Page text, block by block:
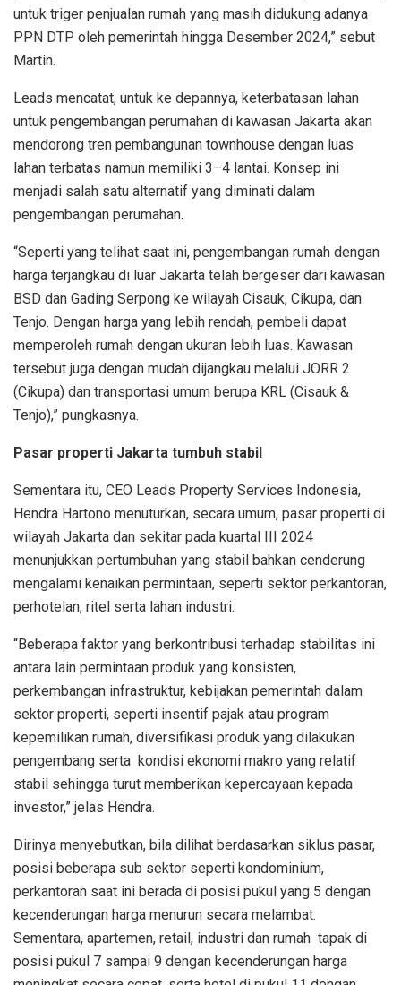
untuk triger penjualan rumah yang masih didukung adanya
PPN DTP oleh pemerintah hingga Desember 2024,” sebut
Martin.
Leads mencatat, untuk ke depannya, keterbatasan lahan
untuk pengembangan perumahan di kawasan Jakarta akan
mendorong tren pembangunan townhouse dengan luas
lahan terbatas namun memiliki 3–4 lantai. Konsep ini
menjadi salah satu alternatif yang diminati dalam
pengembangan perumahan.
“Seperti yang telihat saat ini, pengembangan rumah dengan
harga terjangkau di luar Jakarta telah bergeser dari kawasan
BSD dan Gading Serpong ke wilayah Cisauk, Cikupa, dan
Tenjo. Dengan harga yang lebih rendah, pembeli dapat
memperoleh rumah dengan ukuran lebih luas. Kawasan
tersebut juga dengan mudah dijangkau melalui JORR 2
(Cikupa) dan transportasi umum berupa KRL (Cisauk &
Tenjo),” pungkasnya.
Pasar properti Jakarta tumbuh stabil
Sementara itu, CEO Leads Property Services Indonesia,
Hendra Hartono menuturkan, secara umum, pasar properti di
wilayah Jakarta dan sekitar pada kuartal III 2024
menunjukkan pertumbuhan yang stabil bahkan cenderung
mengalami kenaikan permintaan, seperti sektor perkantoran,
perhotelan, ritel serta lahan industri.
“Beberapa faktor yang berkontribusi terhadap stabilitas ini
antara lain permintaan produk yang konsisten,
perkembangan infrastruktur, kebijakan pemerintah dalam
sektor properti, seperti insentif pajak atau program
kepemilikan rumah, diversifikasi produk yang dilakukan
pengembang serta kondisi ekonomi makro yang relatif
stabil sehingga turut memberikan kepercayaan kepada
investor,” jelas Hendra.
Dirinya menyebutkan, bila dilihat berdasarkan siklus pasar,
posisi beberapa sub sektor seperti kondominium,
perkantoran saat ini berada di posisi pukul yang 5 dengan
kecenderungan harga menurun secara melambat.
Sementara, apartemen, retail, industri dan rumah tapak di
posisi pukul 7 sampai 9 dengan kecenderungan harga